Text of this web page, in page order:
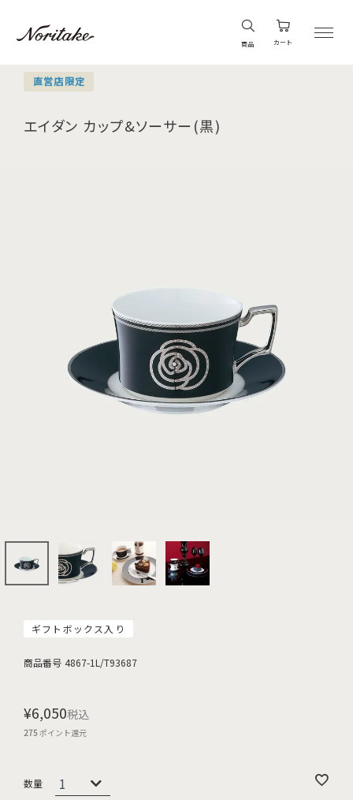
商品 カート
直営店限定
エイダン カップ&ソーサー(黒)
ギフトボックス入り
商品番号 4867-1L/T93687
¥6,050税込
275ポイント還元